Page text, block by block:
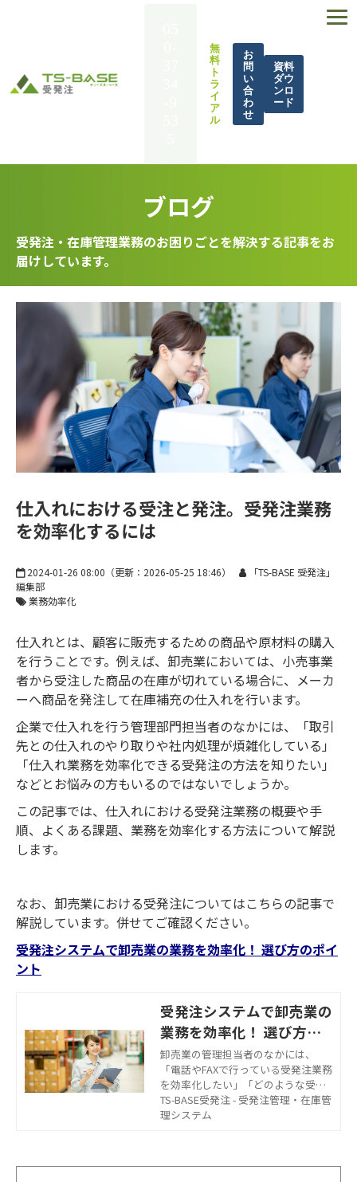
無
料
ト
ラ
イ
ア
ル
お
問
い
合
わ
せ
資料
ダウ
ンロ
ード
機能一覧
導入事例
BASE UP通信
お役立ち資料
お知らせ
ブログ
受発注・在庫管理業務のお困りごとを解決する記事をお
届けしています。
仕入れにおける受注と発注。受発注業務
を効率化するには
2024-01-26 08:00 （更新： 2026-05-25 18:46）
「TS-BASE 受発注」
編集部
業務効率化
仕入れとは、顧客に販売するための商品や原材料の購入
を行うことです。例えば、卸売業においては、小売事業
者から受注した商品の在庫が切れている場合に、メーカ
ーへ商品を発注して在庫補充の仕入れを行います。
企業で仕入れを行う管理部門担当者のなかには、「取引
先との仕入れのやり取りや社内処理が煩雑化している」
「仕入れ業務を効率化できる受発注の方法を知りたい」
などとお悩みの方もいるのではないでしょうか。
この記事では、仕入れにおける受発注業務の概要や手
順、よくある課題、業務を効率化する方法について解説
します。
なお、卸売業における受発注についてはこちらの記事で
解説しています。併せてご確認ください。
受発注システムで卸売業の業務を効率化！ 選び方のポイ
ント
受発注システムで卸売業の
業務を効率化！ 選び方の
ポイント
卸売業の管理担当者のなかには、
「電話やFAXで行っている受発注業務
を効率化したい」「どのような受発
注システムが卸売業に向いているの
か知りたい」とお考えの方もいるの
TS-BASE受発注 - 受発注管理・在庫管
理システム